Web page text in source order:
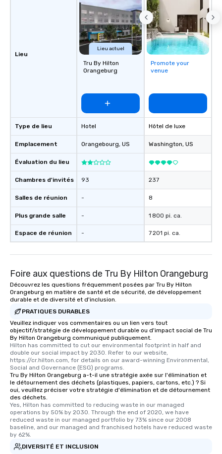
Lieu
Type de lieu
Emplacement
Évaluation du lieu
Chambres d'invités
Salles de réunion
Plus grande salle
Espace de réunion
Lieu actuel
Tru By Hilton
Orangeburg
Hotel
Orangebourg, US
93
-
-
-
Promote your
venue
Hôtel de luxe
Washington, US
237
8
1 800 pi. ca.
7 201 pi. ca.
Foire aux questions de Tru By Hilton Orangeburg
Découvrez les questions fréquemment posées par Tru By Hilton
Orangeburg en matière de santé et de sécurité, de développement
durable et de diversité et d'inclusion.
PRATIQUES DURABLES
Veuillez indiquer vos commentaires ou un lien vers tout
objectif/stratégie de développement durable ou d'impact social de Tru
By Hilton Orangeburg communiqué publiquement.
Hilton has committed to cut our environmental footprint in half and
double our social impact by 2030. Refer to our website,
https://cr.hilton.com, for details on our award-winning Environmental,
Social and Governance (ESG) programs.
Tru By Hilton Orangeburg a-t-il une stratégie axée sur l'élimination et
le détournement des déchets (plastiques, papiers, cartons, etc.) ? Si
oui, veuillez préciser votre stratégie d'élimination et de détournement
des déchets.
Yes, Hilton has committed to reducing waste in our managed
operations by 50% by 2030. Through the end of 2020, we have
reduced waste in our managed portfolio by 73% since our 2008
baseline, and our managed and franchised hotels have reduced waste
by 62%.
DIVERSITÉ ET INCLUSION